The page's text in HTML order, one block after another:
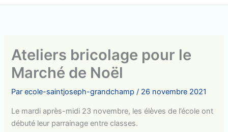
Ateliers bricolage pour le
Marché de Noël
Parecole-saintjoseph-grandchamp/ 26 novembre 2021
Le mardi après-midi 23 novembre, les élèves de l’école ont
débuté leur parrainage entre classes.